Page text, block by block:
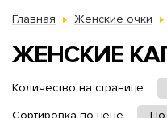
Главная Женские очки
ЖЕНСКИЕ
Количество на странице
Сортировка по цене
По